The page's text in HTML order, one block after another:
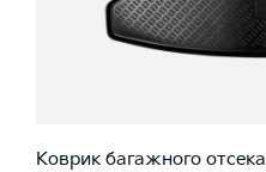
Коврик багажного отсека